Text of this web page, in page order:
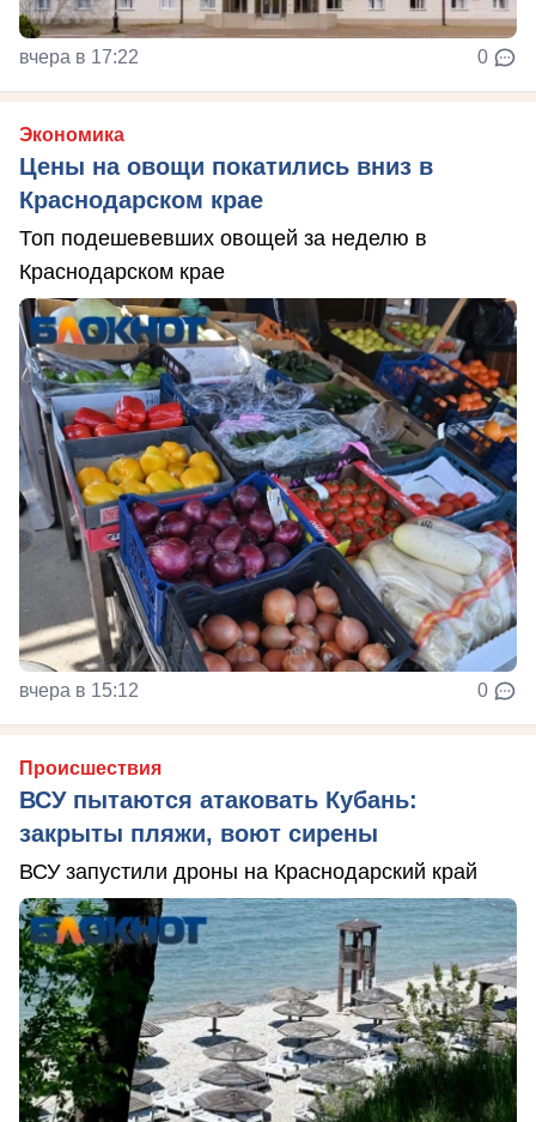
вчера в 17:22 0
Экономика
Цены на овощи покатились вниз в
Краснодарском крае
Топ подешевевших овощей за неделю в
Краснодарском крае
вчера в 15:12 0
Происшествия
ВСУ пытаются атаковать Кубань:
закрыты пляжи, воют сирены
ВСУ запустили дроны на Краснодарский край